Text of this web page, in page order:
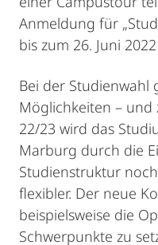
Anmeldung für
bis zum 26. Juni
Bei der Studienwahl
Möglichkeiten – und
22/23 wird das
Marburg durch die
Studienstruktur
flexibler. Der neue
beispielsweise die
Schwerpunkte zu